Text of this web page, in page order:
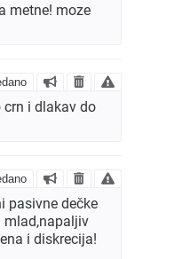
metne! moze
crn i dlakav do
pasivne dečke
mlad,napaljiv
i diskrecija!